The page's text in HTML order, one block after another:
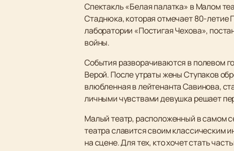
Спектакль «Белая палатка» в Малом
Стаднюка, которая отмечает 80-
лаборатории «Постигая Чехова»,
войны.
События разворачиваются в полевом
Верой. После утраты жены Ступаков
влюбленная в лейтенанта Савинова,
личными чувствами девушка решает
Малый театр, расположенный в самом
театра славится своим классическим
на сцене. Для тех, кто хочет стать